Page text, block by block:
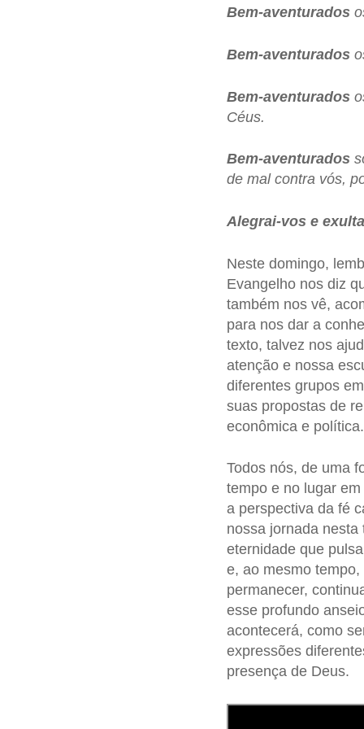
Bem-aventurados
Bem-aventurados
Bem-aventurados
Céus.
Bem-aventurados
de mal contra vós,
Alegrai-vos e
Neste domingo,
Evangelho nos diz
também nos vê,
para nos dar a
texto, talvez nos
atenção e nossa
diferentes grupos
suas propostas de
econômica e política.
Todos nós, de uma
tempo e no lugar
a perspectiva da fé
nossa jornada
eternidade que
e, ao mesmo
permanecer,
esse profundo
acontecerá, como
expressões
presença de Deus.